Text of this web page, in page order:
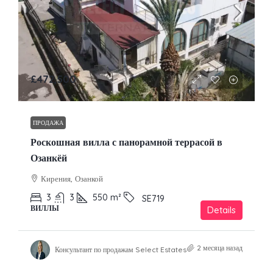
£472,500
ПРОДАЖА
Роскошная вилла с панорамной террасой в
Озанкёй
Кирения, Озанкой
3 3 550 m² SE719
ВИЛЛЫ Details
Консультант по продажам Select Estates 2 месяца назад